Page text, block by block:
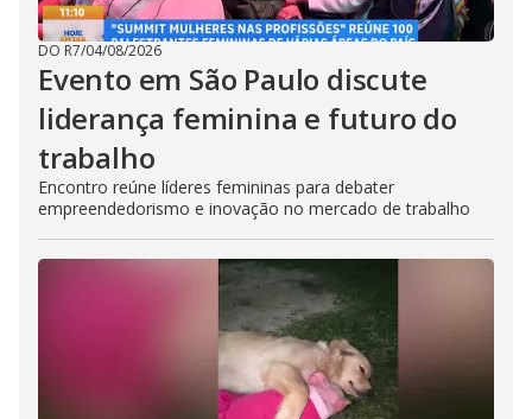
DO R7/04/08/2026
Evento em São Paulo discute
liderança feminina e futuro do
trabalho
Encontro reúne líderes femininas para debater
empreendedorismo e inovação no mercado de trabalho